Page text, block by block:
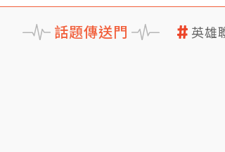
話題傳送門 英雄